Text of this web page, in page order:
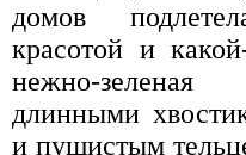
домов
красотой и
нежно-
длинными
и пушистым